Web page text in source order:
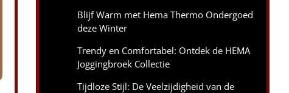
Blijf Warm met Hema Thermo Ondergoed
deze Winter
Trendy en Comfortabel: Ontdek de HEMA
Joggingbroek Collectie
Tijdloze Stijl: De Veelzijdigheid van de